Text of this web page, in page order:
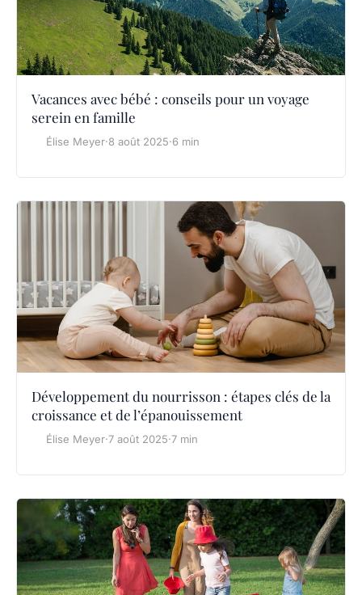
Vacances avec bébé : conseils pour un voyage
serein en famille
Élise Meyer·8 août 2025·6 min
Développement du nourrisson : étapes clés de la
croissance et de l’épanouissement
Élise Meyer·7 août 2025·7 min